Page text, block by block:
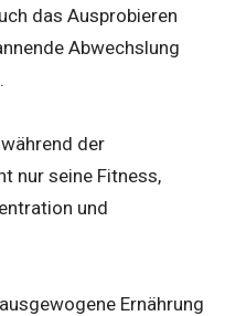
das Ausprobieren
Abwechslung
der
nur seine Fitness,
und
Ernährung